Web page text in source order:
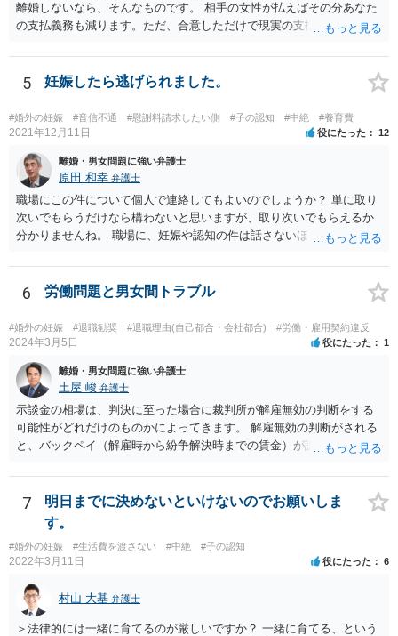
離婚しないなら、そんなものです。 相手の女性が払えばその分あなた
の支払義務も減ります。ただ、合意しただけで現実の支払がないなら
5 妊娠したら逃げられました。
#婚外の妊娠 #音信不通 #慰謝料請求したい側 #子の認知 #中絶 #養育費
2021年12月11日 役にたった 12
離婚・男女問題に強い弁護士
原田 和幸 弁護士
職場にこの件について個人で連絡してもよいのでしょうか？ 単に取り
次いでもらうだけなら構わないと思いますが、取り次いでもらえるか
分かりませんね。 職場に、妊娠や認知の件は話さないほうがよいと思
難しいと思われれば、弁護士に入ってもらうことも検討されてくださ
い。 一度、お近くの弁護士に相談されてみてもよいと思います。
6 労働問題と男女間トラブル
#婚外の妊娠 #退職勧奨 #退職理由(自己都合・会社都合) #労働・雇用契約違反
2024年3月5日 役にたった 1
離婚・男女問題に強い弁護士
土屋 峻 弁護士
示談金の相場は、判決に至った場合に裁判所が解雇無効の判断をする
可能性がどれだけのものかによってきます。 解雇無効の判断がされる
と、バックペイ（解雇時から紛争解決時までの賃金）が認められるの
準となります。解決金の基準は、半年から１年程度の賃金相当額くら
いだと思います。 この件は、弁護士に具体的な内容について、ご相談
された方がよい事案だと考えます。
7
明日までに決めないといけないのでお願いしま
す。
#婚外の妊娠 #生活費を渡さない #中絶 #子の認知
2022年3月11日 役にたった 6
村山 大基 弁護士
＞法律的には一緒に育てるのが厳しいですか？ 一緒に育てる、という